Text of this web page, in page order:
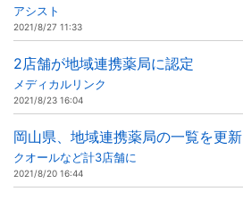
アシスト
2021/8/27 11:33
2店舗が地域連携薬局に認定
メディカルリンク
2021/8/23 16:04
岡山県、地域連携薬局の一覧を更新
クオールなど計3店舗に
2021/8/20 16:44